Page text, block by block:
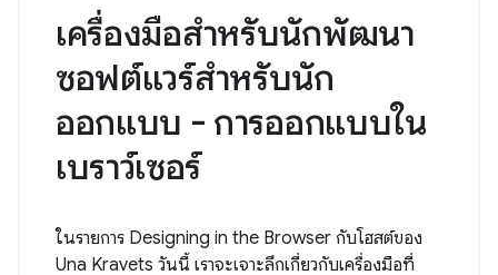
เครื่องมือสำหรับนักพัฒนา
ซอฟต์แวร์สำหรับนัก
ออกแบบ - การออกแบบใน
เบราว์เซอร์
ในรายการ Designing in the Browser กับโฮสต์ของ
Una Kravets วันนี้ เราจะเจาะลึกเกี่ยวกับเครื่องมือที่